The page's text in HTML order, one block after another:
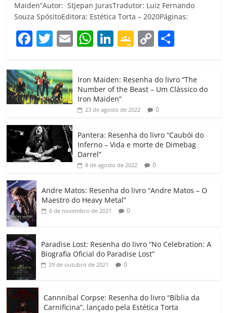
Maiden”Autor: Stjepan JurasTradutor: Luiz Fernando
Souza SpósitoEditora: Estética Torta – 2020Páginas:
F
c
e
b
o
o
k
T
itt
er
E W
at
s
A
p
Li
e
dI
G
gl
e
Cl
a
ss
ro
o
C
p
y
Li
k
m
p
h
ar
Iron Maiden: Resenha do livro “The
Number of the Beast – Um Clássico do
Iron Maiden”
23 de agosto de 2022 0
Pantera: Resenha do livro “Caubói do
Inferno – Vida e morte de Dimebag
Darrel”
8 de agosto de 2022 0
Andre Matos: Resenha do livro “Andre Matos – O
Maestro do Heavy Metal”
6 de novembro de 2021 0
Paradise Lost: Resenha do livro “No Celebration: A
Biografia Oficial do Paradise Lost”
29 de outubro de 2021 0
Cannnibal Corpse: Resenha do livro “Bíblia da
Carnificina”, lançado pela Estética Torta